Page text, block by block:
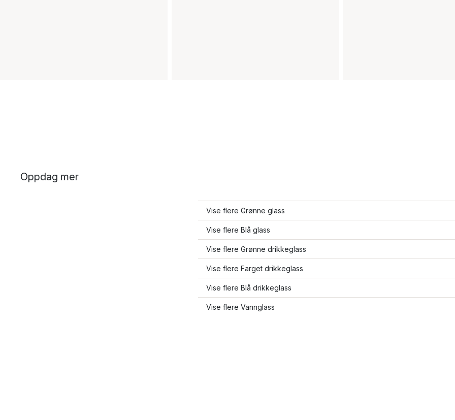
Oppdag mer
Vise flere Grønne glass
Vise flere Blå glass
Vise flere Grønne drikkeglass
Vise flere Farget drikkeglass
Vise flere Blå drikkeglass
Vise flere Vannglass